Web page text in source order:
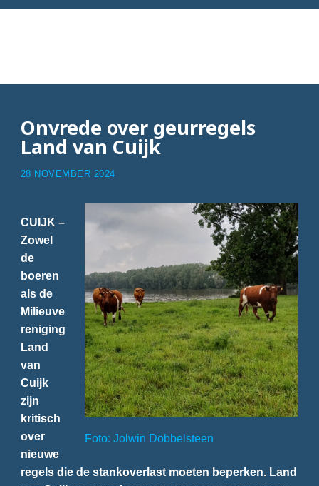
Onvrede over geurregels
Land van Cuijk
28 NOVEMBER 2024
Foto: Jolwin Dobbelsteen
CUIJK –
Zowel
de
boeren
als de
Milieuve
reniging
Land
van
Cuijk
zijn
kritisch
over
nieuwe
regels die de stankoverlast moeten beperken. Land